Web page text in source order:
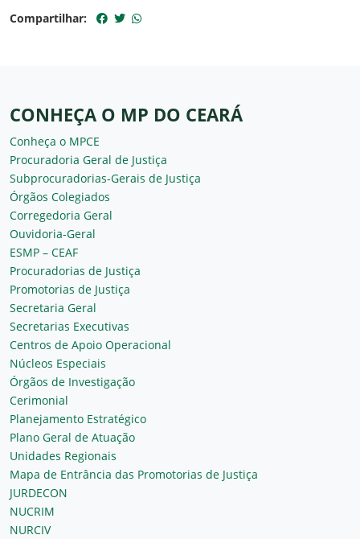
Compartilhar:
CONHEÇA O MP DO CEARÁ
Conheça o MPCE
Procuradoria Geral de Justiça
Subprocuradorias-Gerais de Justiça
Órgãos Colegiados
Corregedoria Geral
Ouvidoria-Geral
ESMP – CEAF
Procuradorias de Justiça
Promotorias de Justiça
Secretaria Geral
Secretarias Executivas
Centros de Apoio Operacional
Núcleos Especiais
Órgãos de Investigação
Cerimonial
Planejamento Estratégico
Plano Geral de Atuação
Unidades Regionais
Mapa de Entrância das Promotorias de Justiça
JURDECON
NUCRIM
NURCIV